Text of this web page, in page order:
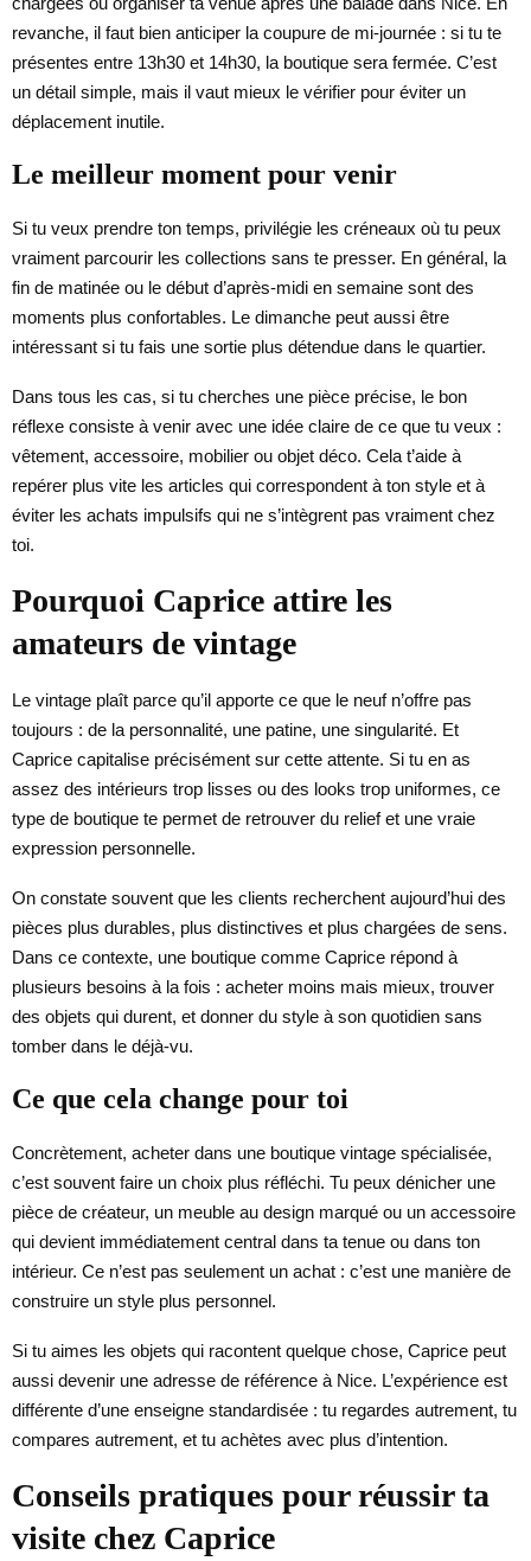
revanche, il faut bien anticiper la coupure de mi-journée : si tu te
présentes entre 13h30 et 14h30, la boutique sera fermée. C’est
un détail simple, mais il vaut mieux le vérifier pour éviter un
déplacement inutile.
Le meilleur moment pour venir
Si tu veux prendre ton temps, privilégie les créneaux où tu peux
vraiment parcourir les collections sans te presser. En général, la
fin de matinée ou le début d’après-midi en semaine sont des
moments plus confortables. Le dimanche peut aussi être
intéressant si tu fais une sortie plus détendue dans le quartier.
Dans tous les cas, si tu cherches une pièce précise, le bon
réflexe consiste à venir avec une idée claire de ce que tu veux :
vêtement, accessoire, mobilier ou objet déco. Cela t’aide à
repérer plus vite les articles qui correspondent à ton style et à
éviter les achats impulsifs qui ne s’intègrent pas vraiment chez
toi.
Pourquoi Caprice attire les
amateurs de vintage
Le vintage plaît parce qu’il apporte ce que le neuf n’offre pas
toujours : de la personnalité, une patine, une singularité. Et
Caprice capitalise précisément sur cette attente. Si tu en as
assez des intérieurs trop lisses ou des looks trop uniformes, ce
type de boutique te permet de retrouver du relief et une vraie
expression personnelle.
On constate souvent que les clients recherchent aujourd’hui des
pièces plus durables, plus distinctives et plus chargées de sens.
Dans ce contexte, une boutique comme Caprice répond à
plusieurs besoins à la fois : acheter moins mais mieux, trouver
des objets qui durent, et donner du style à son quotidien sans
tomber dans le déjà-vu.
Ce que cela change pour toi
Concrètement, acheter dans une boutique vintage spécialisée,
c’est souvent faire un choix plus réfléchi. Tu peux dénicher une
pièce de créateur, un meuble au design marqué ou un accessoire
qui devient immédiatement central dans ta tenue ou dans ton
intérieur. Ce n’est pas seulement un achat : c’est une manière de
construire un style plus personnel.
Si tu aimes les objets qui racontent quelque chose, Caprice peut
aussi devenir une adresse de référence à Nice. L’expérience est
différente d’une enseigne standardisée : tu regardes autrement, tu
compares autrement, et tu achètes avec plus d’intention.
Conseils pratiques pour réussir ta
visite chez Caprice